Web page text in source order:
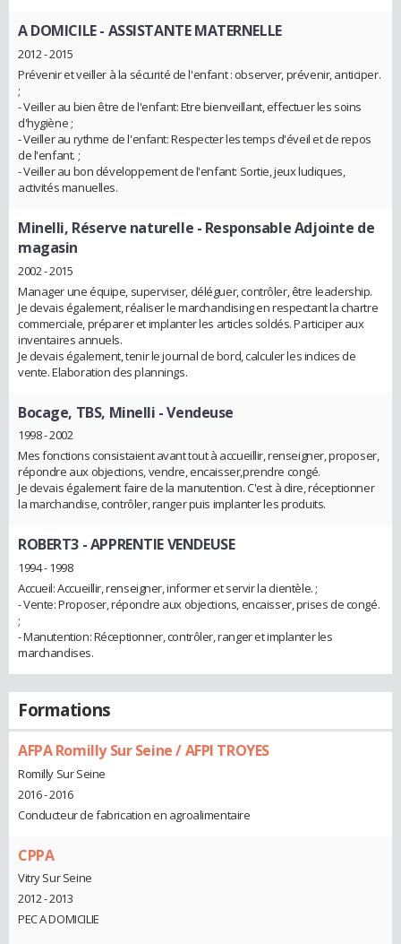
A DOMICILE- ASSISTANTE MATERNELLE
2012 - 2015
Prévenir et veiller à la sécurité de l'enfant : observer, prévenir, anticiper.
;
- Veiller au bien être de l'enfant: Etre bienveillant, effectuer les soins
d'hygiène ;
- Veiller au rythme de l'enfant: Respecter les temps d'éveil et de repos
de l'enfant. ;
- Veiller au bon développement de l'enfant: Sortie, jeux ludiques,
activités manuelles.
Minelli, Réserve naturelle - Responsable Adjointe de
magasin
2002 - 2015
Manager une équipe, superviser, déléguer, contrôler, être leadership.
Je devais également, réaliser le marchandising en respectant la chartre
commerciale, préparer et implanter les articles soldés. Participer aux
inventaires annuels.
Je devais également, tenir le journal de bord, calculer les indices de
vente. Elaboration des plannings.
Bocage, TBS, Minelli - Vendeuse
1998 - 2002
Mes fonctions consistaient avant tout à accueillir, renseigner, proposer,
répondre aux objections, vendre, encaisser,prendre congé.
Je devais également faire de la manutention. C'est à dire, réceptionner
la marchandise, contrôler, ranger puis implanter les produits.
ROBERT3 - APPRENTIE VENDEUSE
1994 - 1998
Accueil: Accueillir, renseigner, informer et servir la clientèle. ;
- Vente: Proposer, répondre aux objections, encaisser, prises de congé.
;
- Manutention: Réceptionner, contrôler, ranger et implanter les
marchandises.
Formations
AFPA Romilly Sur Seine / AFPI TROYES
Romilly Sur Seine
2016 - 2016
Conducteur de fabrication en agroalimentaire
CPPA
Vitry Sur Seine
2012 - 2013
PEC A DOMICILIE